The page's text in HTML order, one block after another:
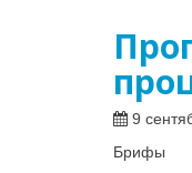
9
Брифы